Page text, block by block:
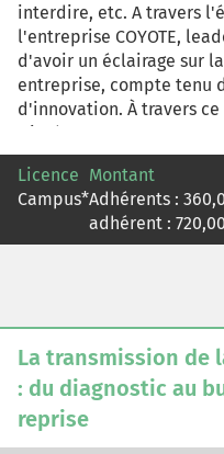
interdire, etc. A travers
l'entreprise COYOTE,
d'avoir un éclairage sur
entreprise, compte tenu
d'innovation. À travers
s'intéresser au
comprendre quelles sont
innovation. Les
valeur par les
sont, par exemple,
Licence
Campus*
Montant
Adhérents :
adhérent : 720,00
La transmission de
: du diagnostic au
reprise